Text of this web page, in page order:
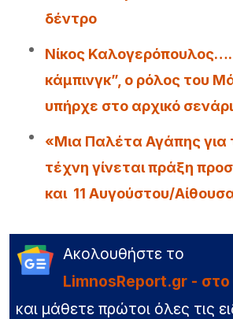
δέντρο
Νίκος
κάμπινγκ”, ο ρόλος του
υπήρχε στο αρχικό
«Μια Παλέτα Αγάπης για
τέχνη γίνεται πράξη
και 11 Αυγούστου/
Ακολουθήστε το
LimnosReport.gr -
και μάθετε πρώτοι όλες τις